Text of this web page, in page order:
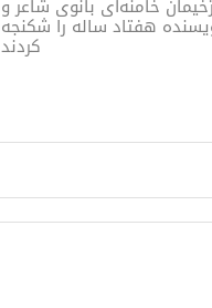
خامنه‌ای بانوی شاعر و
هفتاد ساله را شکنجه
کردند